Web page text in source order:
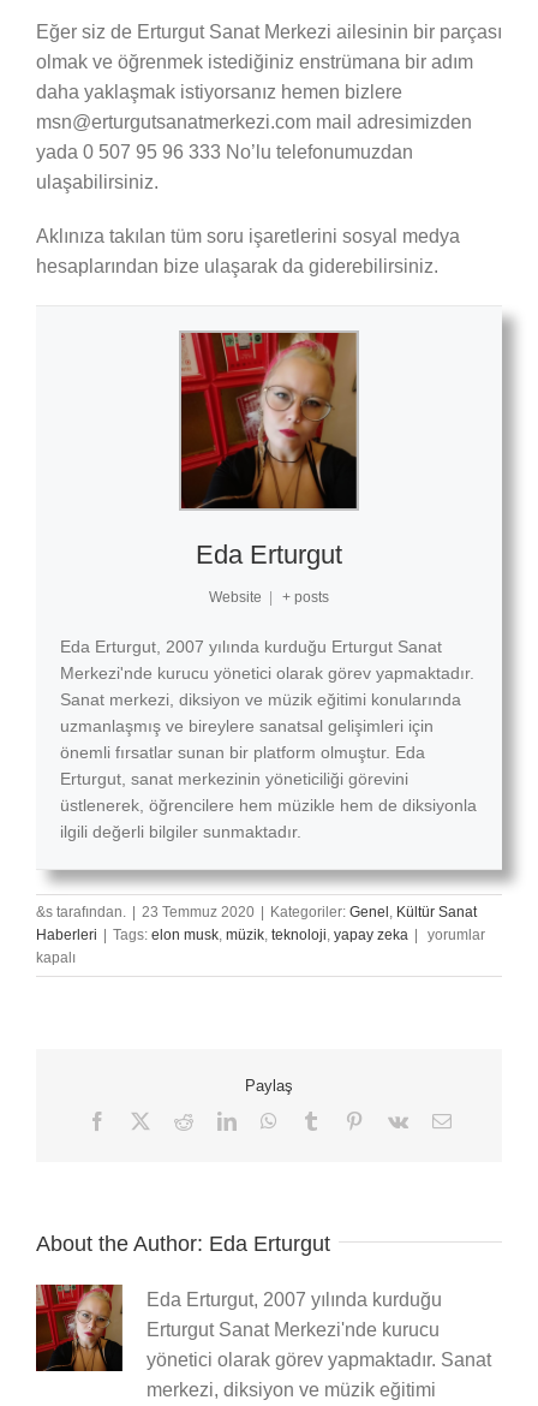
Eğer siz de Erturgut Sanat Merkezi ailesinin bir parçası
olmak ve öğrenmek istediğiniz enstrümana bir adım
daha yaklaşmak istiyorsanız hemen bizlere
msn@erturgutsanatmerkezi.com mail adresimizden
yada 0 507 95 96 333 No’lu telefonumuzdan
ulaşabilirsiniz.
Aklınıza takılan tüm soru işaretlerini sosyal medya
hesaplarından bize ulaşarak da giderebilirsiniz.
Eda Erturgut
Website + posts
Eda Erturgut, 2007 yılında kurduğu Erturgut Sanat
Merkezi'nde kurucu yönetici olarak görev yapmaktadır.
Sanat merkezi, diksiyon ve müzik eğitimi konularında
uzmanlaşmış ve bireylere sanatsal gelişimleri için
önemli fırsatlar sunan bir platform olmuştur. Eda
Erturgut, sanat merkezinin yöneticiliği görevini
üstlenerek, öğrencilere hem müzikle hem de diksiyonla
ilgili değerli bilgiler sunmaktadır.
&s tarafından. 23 Temmuz 2020 Kategoriler: Genel , Kültür Sanat
Haberleri
Tags: elon musk, müzik, teknoloji, yapay zeka
Teknoloji
Müziğin
Yayını
yorumlar
kapalı
Paylaş
Facebook RedditLinkedInWhatsApp
Tumblr Pinterest
Vk
E-
About the Author: Eda Erturgut
Eda Erturgut, 2007 yılında kurduğu
Erturgut Sanat Merkezi'nde kurucu
yönetici olarak görev yapmaktadır. Sanat
merkezi, diksiyon ve müzik eğitimi